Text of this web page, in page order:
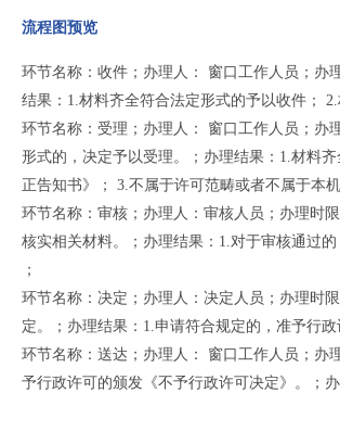
流程图预览
环节名称：收件；办理人： 窗口工作人员；办
结果：1.材料齐全符合法定形式的予以收件；
环节名称：受理；办理人： 窗口工作人员；办
形式的，决定予以受理。；办理结果：1.材料
正告知书》； 3.不属于许可范畴或者不属于本
环节名称：审核；办理人：审核人员；办理时
核实相关材料。；办理结果：1.对于审核通过
；
环节名称：决定；办理人：决定人员；办理时
定。；办理结果：1.申请符合规定的，准予行
环节名称：送达；办理人： 窗口工作人员；办
予行政许可的颁发《不予行政许可决定》。；